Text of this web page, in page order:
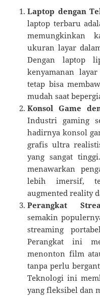
Laptop dengan
laptop terbaru
memungkinkan
ukuran layar
Dengan laptop
kenyamanan
tetap bisa
mudah saat
Konsol Game
Industri gaming
hadirnya konsol
grafis ultra
yang sangat
menawarkan
lebih imersif,
augmented reality
Perangkat
semakin
streaming
Perangkat ini
menonton film
tanpa perlu
Teknologi ini
yang fleksibel dan